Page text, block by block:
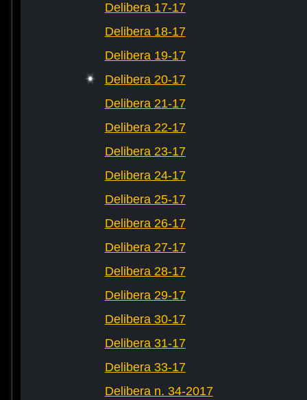
Delibera 17-17
Delibera 18-17
Delibera 19-17
Delibera 20-17
Delibera 21-17
Delibera 22-17
Delibera 23-17
Delibera 24-17
Delibera 25-17
Delibera 26-17
Delibera 27-17
Delibera 28-17
Delibera 29-17
Delibera 30-17
Delibera 31-17
Delibera 33-17
Delibera n. 34-2017